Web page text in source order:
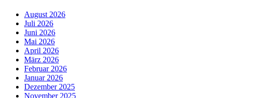
August 2026
Juli 2026
Juni 2026
Mai 2026
April 2026
März 2026
Februar 2026
Januar 2026
Dezember 2025
November 2025